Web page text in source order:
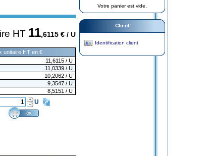
HT 11,6115 € / U
unitaire HT en €
11,6115 / U
11,0339 / U
10,2062 / U
9,3547 / U
8,5151 / U
U
Votre panier est vide.
Client
Identification client